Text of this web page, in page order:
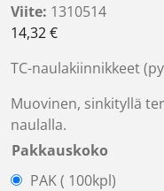
Viite: 1310514
14,32€
TC-naulakiinnikkeet
Muovinen, sinkityllä
naulalla.
Pakkauskoko
PAK ( 100kpl)